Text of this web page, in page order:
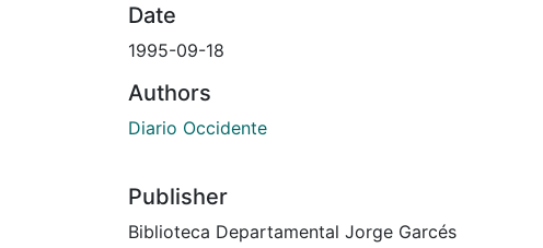
Date
1995-09-18
Authors
Diario Occidente
Publisher
Biblioteca Departamental Jorge Garcés